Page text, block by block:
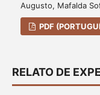
Augusto, Mafalda
PDF
RELATO DE